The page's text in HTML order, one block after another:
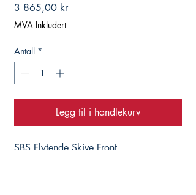
3 865,00 krPris
MVA Inkludert
Antall *
Legg til i handlekurv
SBS Flytende Skive Front